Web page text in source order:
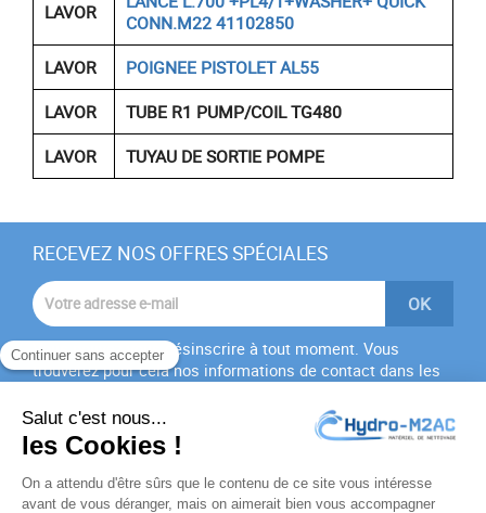
LAVOR
CONN.M22 41102850
LAVOR
POIGNEE PISTOLET AL55
LAVOR
TUBE R1 PUMP/COIL TG480
LAVOR
TUYAU DE SORTIE POMPE
RECEVEZ NOS OFFRES SPÉCIALES
Vous pouvez vous désinscrire à tout moment. Vous
trouverez pour cela nos informations de contact dans les
J'accepte lesconditions générales
politique de
confidentialité